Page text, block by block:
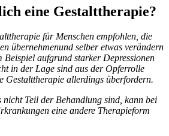
eine Gestalttherapie?
für Menschen empfohlen, die
übernehmenund selber etwas verändern
Beispiel aufgrund starker Depressionen
in der Lage sind aus der Opferrolle
Gestalttherapie allerdings überfordern.
nicht Teil der Behandlung sind, kann bei
eine andere Therapieform